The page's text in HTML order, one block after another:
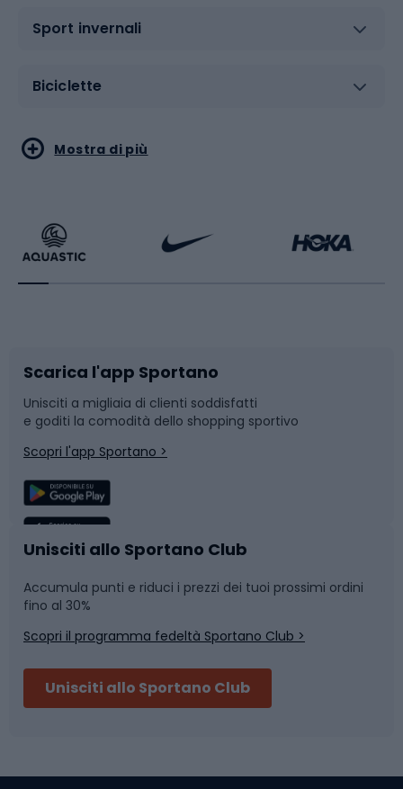
Sport invernali
Biciclette
Sport acquatici
Bikepacking
Bushcraft
Corsa
Sport di squadra
Caschi da ciclismo
Skitouring
Abbigliamento da escursionismo
Sport di arti marziali
Sport con le racchette
Slitte e slittini
Snowboard
Camminata nordica
Nuoto
Pattinaggio
Componenti per biciclette
Mostra di più
Scarica l'app Sportano
Unisciti a migliaia di clienti soddisfatti
e goditi la comodità dello shopping sportivo
Scopri l'app Sportano >
Unisciti allo Sportano Club
Accumula punti e riduci i prezzi dei tuoi prossimi ordini
fino al 30%
Scopri il programma fedeltà Sportano Club >
Unisciti allo Sportano Club